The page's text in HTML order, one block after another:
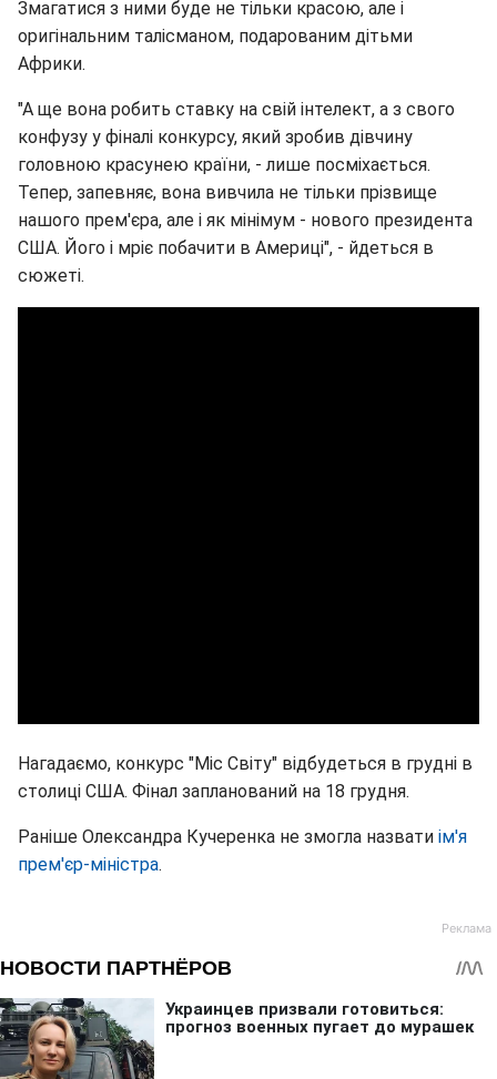
Змагатися з ними буде не тільки красою, але і
оригінальним талісманом, подарованим дітьми
Африки.
"А ще вона робить ставку на свій інтелект, а з свого
конфузу у фіналі конкурсу, який зробив дівчину
головною красунею країни, - лише посміхається.
Тепер, запевняє, вона вивчила не тільки прізвище
нашого прем'єра, але і як мінімум - нового президента
США. Його і мріє побачити в Америці", - йдеться в
сюжеті.
Нагадаємо, конкурс "Міс Світу" відбудеться в грудні в
столиці США. Фінал запланований на 18 грудня.
Раніше Олександра Кучеренка не змогла назвати ім'я
прем'єр-міністра.